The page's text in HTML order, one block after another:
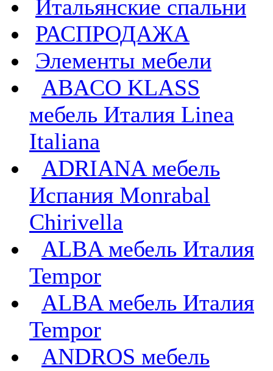
Итальянские спальни
РАСПРОДАЖА
Элементы мебели
ABACO KLASS
мебель Италия Linea
Italiana
ADRIANA мебель
Испания Monrabal
Chirivella
ALBA мебель Италия
Tempor
ALBA мебель Италия
Tempor
ANDROS мебель